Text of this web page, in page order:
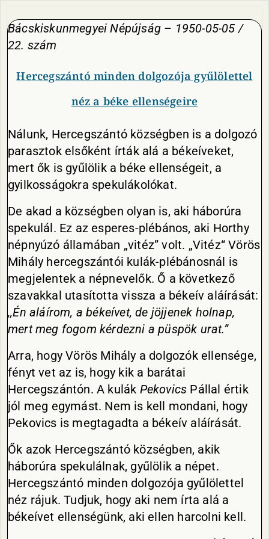
Bácskiskunmegyei Népújság – 1950-05-05 /
22. szám
Hercegszántó minden dolgozója gyűlölettel
néz a béke ellenségeire
Nálunk, Hercegszántó községben is a dolgozó
parasztok elsőként írták alá a békeíveket,
mert ők is gyűlölik a béke ellenségeit, a
gyilkosságokra spekulákolókat.
De akad a községben olyan is, aki háborúra
spekulál. Ez az esperes-plébános, aki Horthy
népnyúzó államában „vitéz” volt. „Vitéz“ Vörös
Mihály hercegszántói kulák-plébánosnál is
megjelentek a népnevelők. Ő a következő
szavakkal utasította vissza a békeív aláírását:
,,Én aláírom, a békeívet, de jöjjenek holnap,
mert meg fogom kérdezni a püspök urat.”
Arra, hogy Vörös Mihály a dolgozók ellensége,
fényt vet az is, hogy kik a barátai
Hercegszántón. A kulák Pekovics Pállal értik
jól meg egymást. Nem is kell mondani, hogy
Pekovics is megtagadta a békeív aláírását.
Ők azok Hercegszántó községben, akik
háborúra spekulálnak, gyűlölik a népet.
Hercegszántó minden dolgozója gyűlölettel
néz rájuk. Tudjuk, hogy aki nem írta alá a
békeívet ellenségünk, aki ellen harcolni kell.